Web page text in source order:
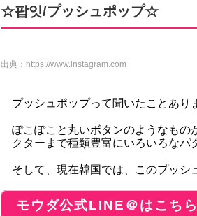
☆팝잇/プッシュポップ☆
出典： https://www.instagram.com
プッシュポップって聞いたことあり
ぽこぽこと丸いボタンのようなもの
クターまで種類豊富にいろいろなパ
そして、現在韓国では、このプッシ
モウダ公式LINE＠はこち